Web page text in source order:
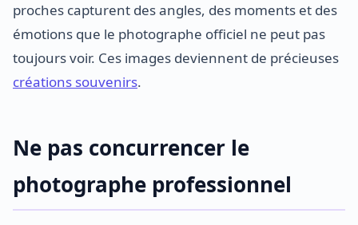
proches capturent des angles, des moments et des
émotions que le photographe officiel ne peut pas
toujours voir. Ces images deviennent de précieuses
créations souvenirs.
Ne pas concurrencer le
photographe professionnel